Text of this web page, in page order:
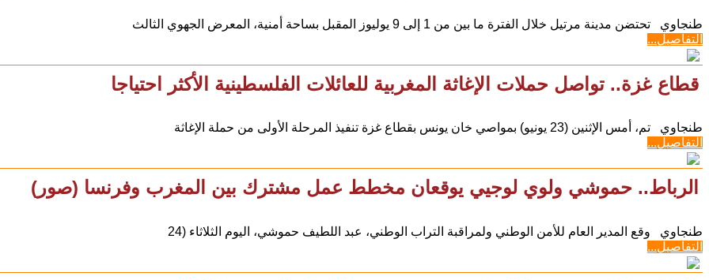
طنجاوي تحتضن مدينة مرتيل خلال الفترة ما بين من 1 إلى 9 يوليوز المقبل بساحة أمنية، المعرض الجهوي الثالث
التفاصيل...
قطاع غزة.. تواصل حملات الإغاثة المغربية للعائلات الفلسطينية الأكثر احتياجا
طنجاوي تم، أمس الإثنين (23 يونيو) بمواصي خان يونس بقطاع غزة تنفيذ المرحلة الأولى من حملة الإغاثة
التفاصيل...
الرباط.. حموشي ولوي لوجيي يوقعان مخطط عمل مشترك بين المغرب وفرنسا (صور)
طنجاوي وقع المدير العام للأمن الوطني ولمراقبة التراب الوطني، عبد اللطيف حموشي، اليوم الثلاثاء (24
التفاصيل...